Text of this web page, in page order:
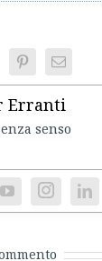
PinterestEmail
Erranti
senso
Instagram